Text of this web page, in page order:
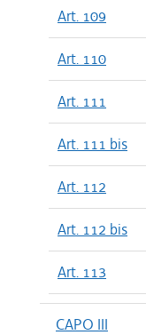
Art. 109
Art. 110
Art. 111
Art. 111 bis
Art. 112
Art. 112 bis
Art. 113
CAPO III